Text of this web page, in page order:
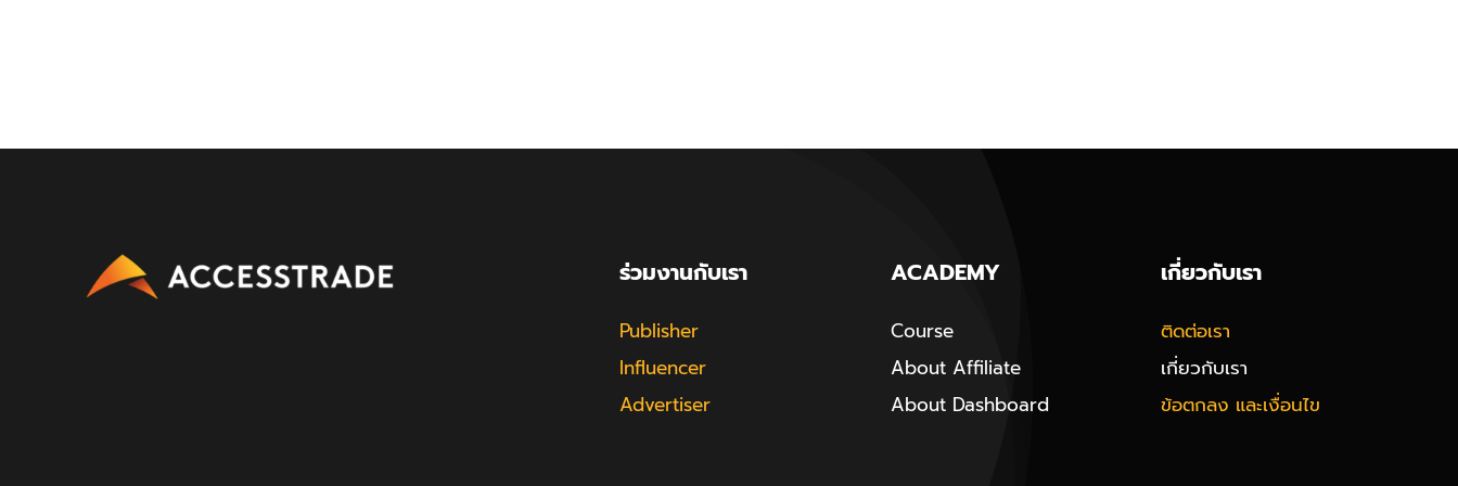
ร่วมงานกับเรา
Publisher
Influencer
Advertiser
ACADEMY
Course
About Affiliate
About Dashboard
เกี่ยวกับเรา
ติดต่อเรา
เกี่ยวกับเรา
ข้อตกลง และเงื่อนไข